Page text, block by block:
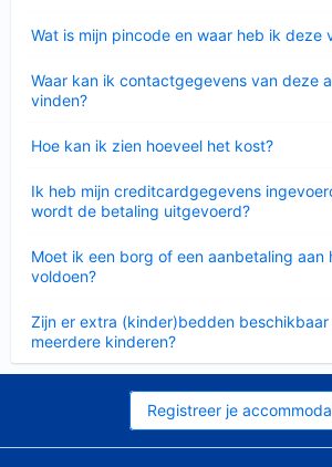
Wat is mijn pincode en waar heb ik deze
Waar kan ik contactgegevens van deze
vinden?
Hoe kan ik zien hoeveel het kost?
Ik heb mijn creditcardgegevens
wordt de betaling uitgevoerd?
Moet ik een borg of een aanbetaling aan
voldoen?
Zijn er extra (kinder)bedden
meerdere kinderen?
Registreer je